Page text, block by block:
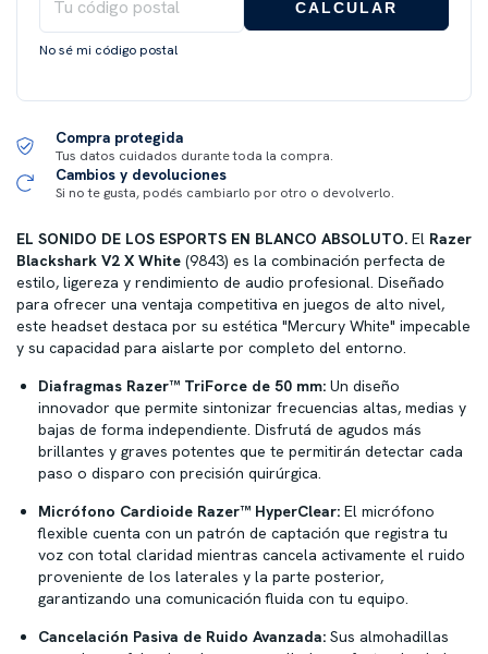
CALCULAR
No sé mi código postal
Compra protegida
Tus datos cuidados durante toda la compra.
Cambios y devoluciones
Si no te gusta, podés cambiarlo por otro o devolverlo.
EL SONIDO DE LOS ESPORTS EN BLANCO ABSOLUTO. El Razer
Blackshark V2 X White (9843) es la combinación perfecta de
estilo, ligereza y rendimiento de audio profesional. Diseñado
para ofrecer una ventaja competitiva en juegos de alto nivel,
este headset destaca por su estética "Mercury White" impecable
y su capacidad para aislarte por completo del entorno.
Diafragmas Razer™ TriForce de 50 mm: Un diseño
innovador que permite sintonizar frecuencias altas, medias y
bajas de forma independiente. Disfrutá de agudos más
brillantes y graves potentes que te permitirán detectar cada
paso o disparo con precisión quirúrgica.
Micrófono Cardioide Razer™ HyperClear: El micrófono
flexible cuenta con un patrón de captación que registra tu
voz con total claridad mientras cancela activamente el ruido
proveniente de los laterales y la parte posterior,
garantizando una comunicación fluida con tu equipo.
Cancelación Pasiva de Ruido Avanzada: Sus almohadillas